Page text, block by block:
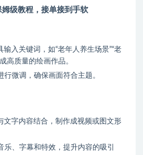
级教程，接单接到手软
输入关键词，如“老年人养生场景”“老
高质量的绘画作品。
行微调，确保画面符合主题。
文字内容结合，制作成视频或图文形
乐、字幕和特效，提升内容的吸引